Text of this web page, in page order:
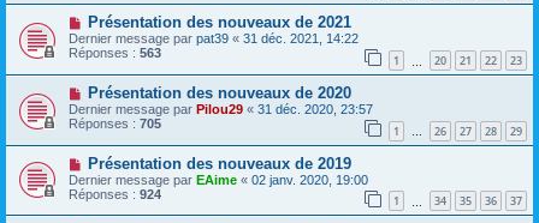
Présentation des nouveaux de 2021
Dernier message par pat39 « 31 déc. 2021, 14:22
Réponses : 563 1 20 21 22 23
Présentation des nouveaux de 2020
Dernier message par Pilou29 « 31 déc. 2020, 23:57
Réponses : 705 1 … 26 27 28 29
Présentation des nouveaux de 2019
Dernier message par EAime « 02 janv. 2020, 19:00
Réponses : 924 1 34 35 36 37